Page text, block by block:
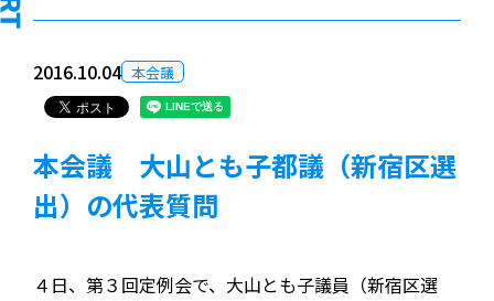
2016.10.04 本会議
本会議 大山とも子都議（新宿区選
出）の代表質問
４日、第３回定例会で、大山とも子議員（新宿区選